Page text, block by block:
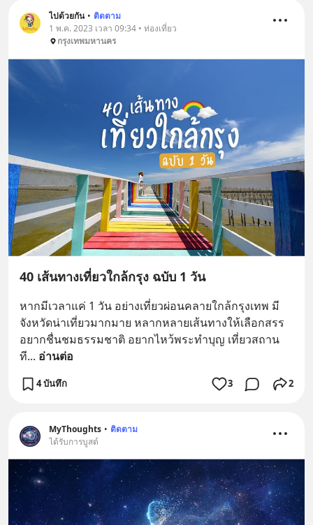
ไปด้วยกัน • ติดตาม
1 พ.ค. 2023 เวลา 09:34 • ท่องเที่ยว
กรุงเทพมหานคร
40 เส้นทางเที่ยวใกล้กรุง ฉบับ 1 วัน
หากมีเวลาแค่ 1 วัน อย่างเที่ยวผ่อนคลายใกล้กรุงเทพ มี
จังหวัดน่าเที่ยวมากมาย หลากหลายเส้นทางให้เลือกสรร
อยากชื่นชมธรรมชาติ อยากไหว้พระทำบุญ เที่ยวสถาน
ที... อ่านต่อ
4 บันทึก 3 2
MyThoughts • ติดตาม
ได้รับการบูสต์